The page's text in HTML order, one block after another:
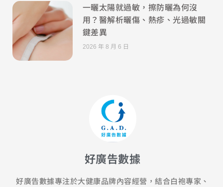
一曬太陽就過敏，擦防曬為何沒
用？醫解析曬傷、熱疹、光過敏關
鍵差異
2026 年 8 月 6 日
好廣告數據
好廣告數據專注於大健康品牌內容經營，結合白袍專家、